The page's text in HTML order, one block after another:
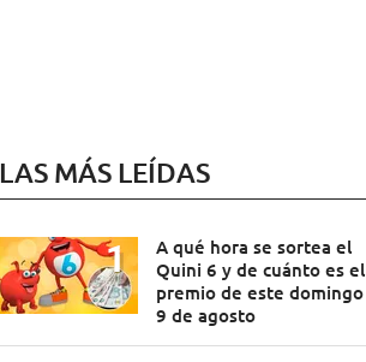
LAS MÁS LEÍDAS
A qué hora se sortea el
Quini 6 y de cuánto es el
premio de este domingo
9 de agosto